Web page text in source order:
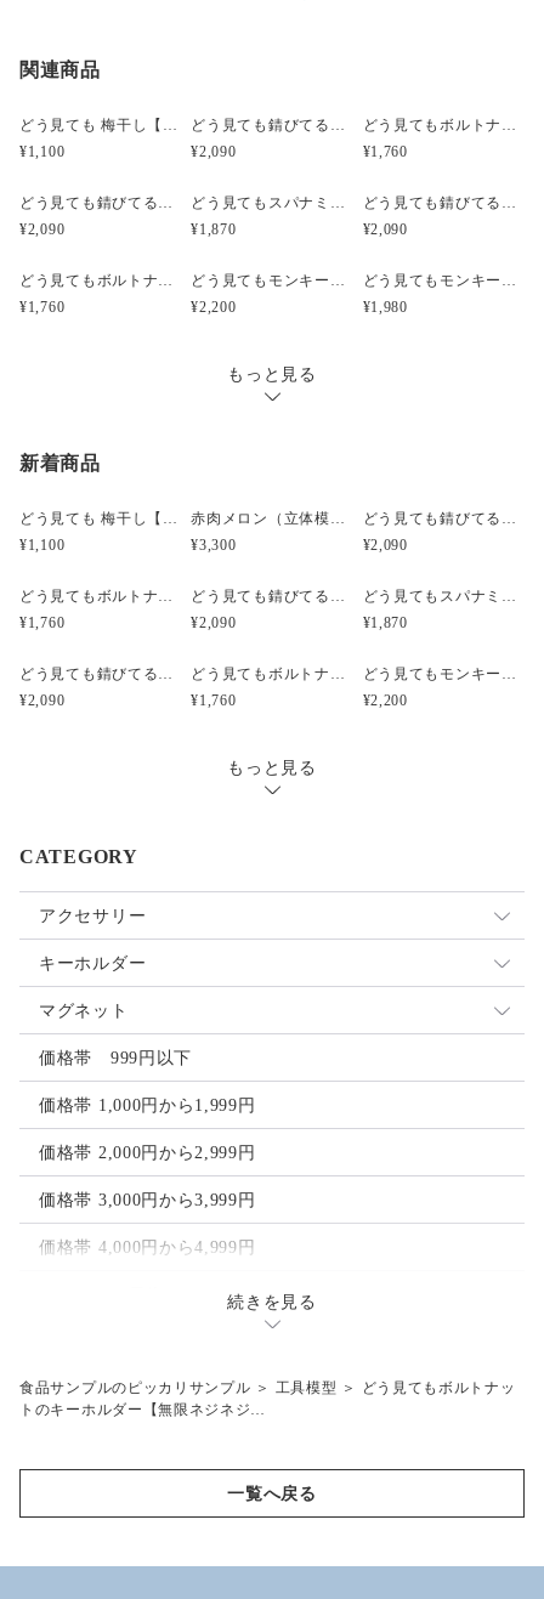
・１枚目：つりさげた感じ
・3から5枚目：参考写真。こちらでの販売は左側及び下側の作
品です。
ル回ります。
錆びた風合いのボルトナットのキー
追跡サービスあり。
名をいただきます。
レターパックプラス
宅急便（ヤマト） ○／○ 地域別 ¥0〜
関連商品
どう見ても 梅干し【みつ漬け】）（立体模型）☆リアルな食品サンプルのキーホルダー
¥1,100
どう見ても錆びてるボルトナットのピアス（立体模型）☆ぺケ鉄TOOL☆リアルな工具模型のピアス
¥2,090
どう見てもボルトナットのピアス（立体模型）☆ぺケ鉄TOOL☆リアルな工具模型のピアス
¥1,760
どう見ても錆びてるボルトナットのキーホルダー【SABI】（立体模型）☆ぺケ鉄TOOL☆リアルな工具模型のキーホルダー
¥2,090
どう見てもスパナミニS67のピアス【シルバー】（立体模型）☆ぺケ鉄TOOL☆リアルな工具模型のピアス
¥1,870
どう見ても錆びてるボルトナットのイヤリング（立体模型）☆ぺケ鉄TOOL☆リアルな工具模型のイヤリング
¥2,090
どう見てもボルトナットのイヤリング（立体模型）☆ぺケ鉄TOOL☆リアルな工具模型のイヤリング
¥1,760
どう見てもモンキーレンチのヘアクリップ【汚れ】（立体模型）☆ぺケ鉄TOOL☆リアルな工具模型のヘアクリップ
¥2,200
どう見てもモンキーレンチのヘアクリップ【シルバー】（立体模型）☆ぺケ鉄TOOL☆リアルな工具模型のヘアクリップ
¥1,980
もっと見る
新着商品
どう見ても 梅干し【みつ漬け】）（立体模型）☆リアルな食品サンプルのキーホルダー
¥1,100
赤肉メロン（立体模型）小サイズ☆リアルな食品サンプルのフルーツピアス
¥3,300
どう見ても錆びてるボルトナットのピアス（立体模型）☆ぺケ鉄TOOL☆リアルな工具模型のピアス
¥2,090
どう見てもボルトナットのピアス（立体模型）☆ぺケ鉄TOOL☆リアルな工具模型のピアス
¥1,760
どう見ても錆びてるボルトナットのキーホルダー【SABI】（立体模型）☆ぺケ鉄TOOL☆リアルな工具模型のキーホルダー
¥2,090
どう見てもスパナミニS67のピアス【シルバー】（立体模型）☆ぺケ鉄TOOL☆リアルな工具模型のピアス
¥1,870
どう見ても錆びてるボルトナットのイヤリング（立体模型）☆ぺケ鉄TOOL☆リアルな工具模型のイヤリング
¥2,090
どう見てもボルトナットのイヤリング（立体模型）☆ぺケ鉄TOOL☆リアルな工具模型のイヤリング
¥1,760
どう見てもモンキーレンチのヘアクリップ【汚れ】（立体模型）☆ぺケ鉄TOOL☆リアルな工具模型のヘアクリップ
¥2,200
もっと見る
CATEGORY
アクセサリー
イヤリング
ピアス
ヘアアクセサリー
ヘアクリップ
ヘアゴム
キーホルダー
ストラップ
マグネット
ゴルフマーカー
価格帯 999円以下
価格帯 1,000円から1,999円
価格帯 2,000円から2,999円
価格帯 3,000円から3,999円
価格帯 4,000円から4,999円
オレンジ
キウイ
梅干し
工具模型
続きを見る
食品サンプルのピッカリサンプル ＞ 工具模型 ＞
どう見てもボルトナッ
トのキーホルダー【無限ネジネジ…
一覧へ戻る